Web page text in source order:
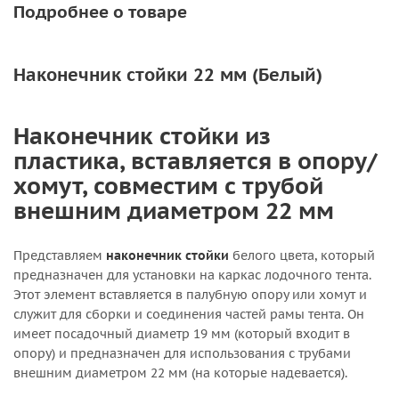
Подробнее о товаре
Наконечник стойки 22 мм (Белый)
Наконечник стойки из
пластика, вставляется в опору/
хомут, совместим с трубой
внешним диаметром 22 мм
Представляем наконечник стойки белого цвета, который
предназначен для установки на каркас лодочного тента.
Этот элемент вставляется в палубную опору или хомут и
служит для сборки и соединения частей рамы тента. Он
имеет посадочный диаметр 19 мм (который входит в
опору) и предназначен для использования с трубами
внешним диаметром 22 мм (на которые надевается).